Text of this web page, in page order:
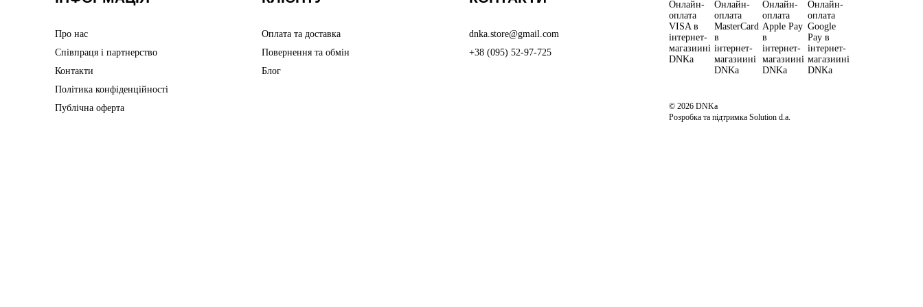
Про нас
Співпраця і партнерство
Контакти
Політика конфіденційності
Публічна оферта
Оплата та доставка
Повернення та обмін
Блог
dnka.store@gmail.com
+38 (095) 52-97-725
© 2026 DNKa
Розробка та підтримка Solution d.a.